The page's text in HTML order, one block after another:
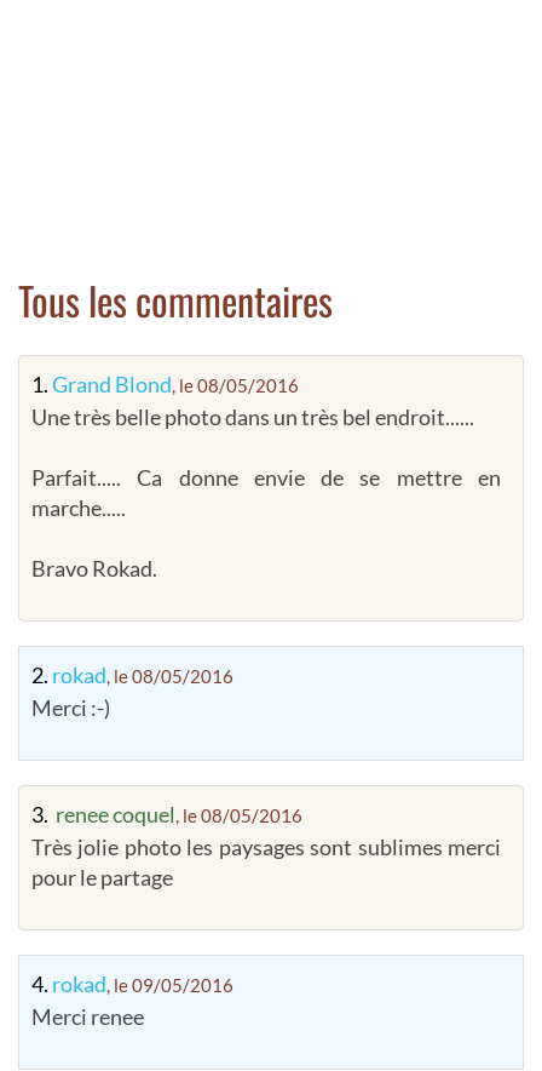
Tous les commentaires
1.Grand Blond, le 08/05/2016
Une très belle photo dans un très bel endroit......
Parfait..... Ca donne envie de se mettre en
marche.....
Bravo Rokad.
2. rokad, le 08/05/2016
Merci :-)
3. renee coquel, le 08/05/2016
Très jolie photo les paysages sont sublimes merci
pour le partage
4. rokad, le 09/05/2016
Merci renee